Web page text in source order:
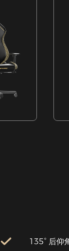
135° 后仰